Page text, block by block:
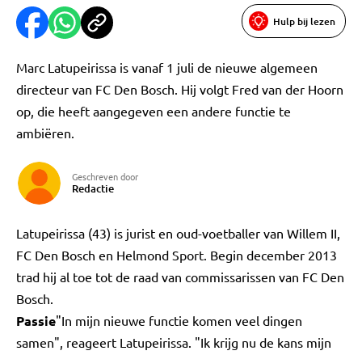
Hulp bij lezen
Marc Latupeirissa is vanaf 1 juli de nieuwe algemeen
directeur van FC Den Bosch. Hij volgt Fred van der Hoorn
op, die heeft aangegeven een andere functie te
ambiëren.
Geschreven door
Redactie
Latupeirissa (43) is jurist en oud-voetballer van Willem II,
FC Den Bosch en Helmond Sport. Begin december 2013
trad hij al toe tot de raad van commissarissen van FC Den
Bosch.
Passie"In mijn nieuwe functie komen veel dingen
samen", reageert Latupeirissa. "Ik krijg nu de kans mijn